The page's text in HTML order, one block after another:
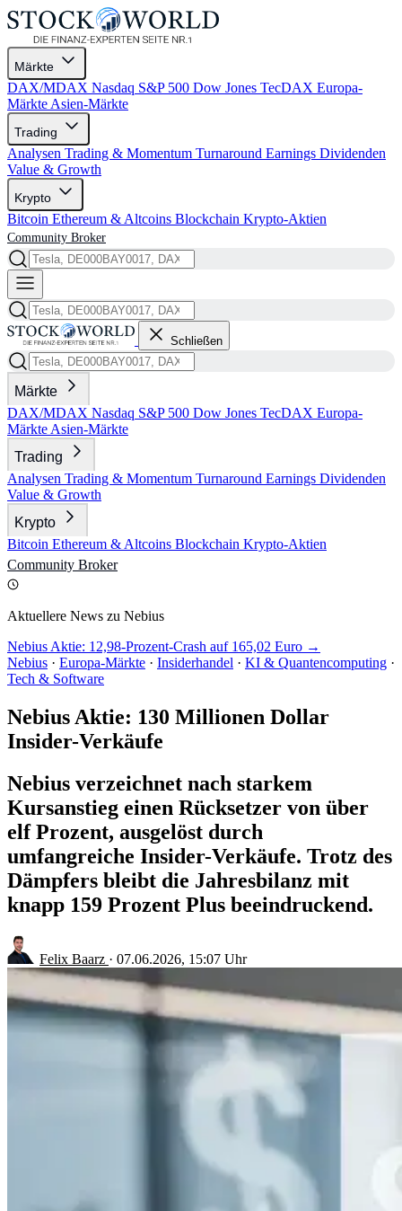
Märkte
DAX/MDAX Nasdaq S&P 500 Dow Jones TecDAX Europa-
Märkte Asien-Märkte
Trading
Analysen Trading & Momentum Turnaround Earnings Dividenden
Value & Growth
Krypto
Bitcoin Ethereum & Altcoins Blockchain Krypto-Aktien
Community Broker
Schließen
Märkte
DAX/MDAX Nasdaq S&P 500 Dow Jones TecDAX Europa-
Märkte Asien-Märkte
Trading
Analysen Trading & Momentum Turnaround Earnings Dividenden
Value & Growth
Krypto
Bitcoin Ethereum & Altcoins Blockchain Krypto-Aktien
Community Broker
Aktuellere News zu Nebius
Nebius Aktie: 12,98-Prozent-Crash auf 165,02 Euro →
Nebius · Europa-Märkte · Insiderhandel · KI & Quantencomputing ·
Tech & Software
Nebius Aktie: 130 Millionen Dollar
Insider-Verkäufe
Nebius verzeichnet nach starkem
Kursanstieg einen Rücksetzer von über
elf Prozent, ausgelöst durch
umfangreiche Insider-Verkäufe. Trotz des
Dämpfers bleibt die Jahresbilanz mit
knapp 159 Prozent Plus beeindruckend.
Felix Baarz · 07.06.2026, 15:07 Uhr